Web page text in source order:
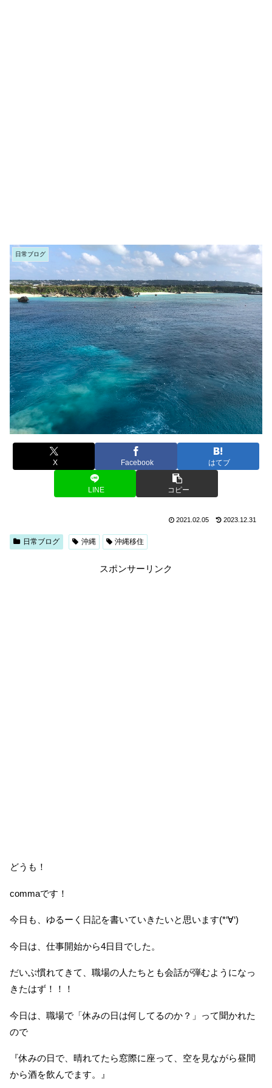
日常ブログ
X Facebook はてブ
LINE コピー
2021.02.05 2023.12.31
日常ブログ 沖縄 沖縄移住
スポンサーリンク
どうも！
commaです！
今日も、ゆるーく日記を書いていきたいと思います(*‘∀‘)
今日は、仕事開始から4日目でした。
だいぶ慣れてきて、職場の人たちとも会話が弾むようになっ
きたはず！！！
今日は、職場で「休みの日は何してるのか？」って聞かれた
ので
『休みの日で、晴れてたら窓際に座って、空を見ながら昼間
から酒を飲んでます。』